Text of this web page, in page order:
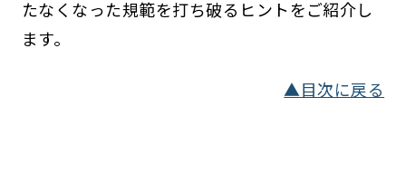
たなくなった規範を打ち破るヒントをご紹介し
ます。
▲目次に戻る